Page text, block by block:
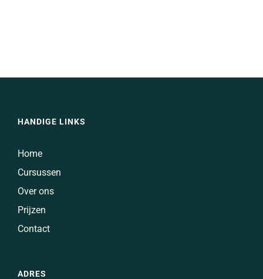
HANDIGE LINKS
Home
Cursussen
Over ons
Prijzen
Contact
ADRES